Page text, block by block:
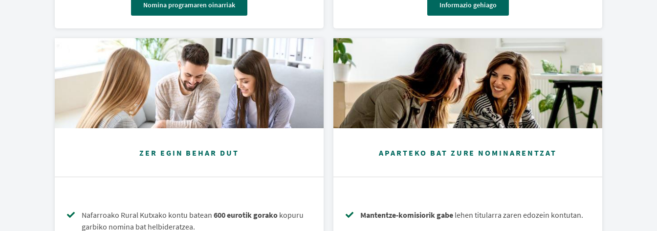
Nomina programaren oinarriak Informazio gehiago
ZER EGIN BEHAR DUT
Nafarroako Rural Kutxako kontu batean 600 eurotik gorako kopuru
garbiko nomina bat helbideratzea.
APARTEKO BAT ZURE NOMINARENTZAT
Mantentze-komisiorik gabe lehen titularra zaren edozein kontutan.